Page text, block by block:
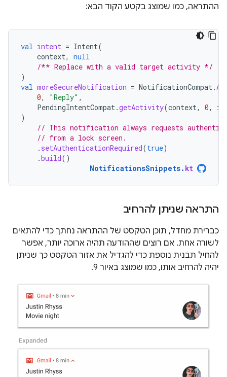
ההתראה, כמו שמוצג בקטע הקוד הבא:
val intent = Intent(
context,
null
/** Replace with a valid target activity */
)
val moreSecureNotification = NotificationCompat.
0, "Reply" ,
PendingIntentCompat.getActivity(context, 0,
)
// This notification always requests
// from a lock screen.
. setAuthenticationRequired(true)
.build()
NotificationsSnippets. kt
התראה שניתן להרחיב
כברירת מחדל, תוכן הטקסט של ההתראה נחתך כדי להתאים
לשורה אחת. אם רוצים שההודעה תהיה ארוכה יותר, אפשר
להחיל תבנית נוספת כדי להגדיל את אזור הטקסט כך שניתן
יהיה להרחיב אותו, כמו שמוצג באיור 9.